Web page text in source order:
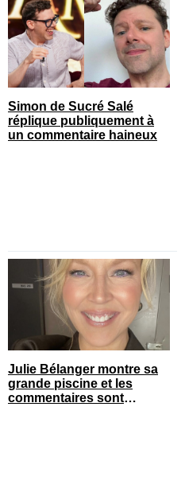
Simon de Sucré Salé
réplique publiquement à
un commentaire haineux
Julie Bélanger montre sa
grande piscine et les
commentaires sont